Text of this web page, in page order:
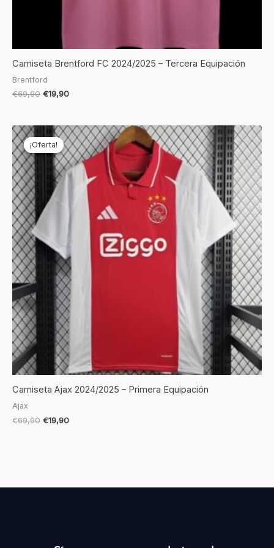
Camiseta Brentford FC 2024/2025 – Tercera Equipación
Brentford
€69,90 €19,90
¡Oferta!
¡Oferta!
Camiseta Ajax 2024/2025 – Primera Equipación
Ajax
€69,90
El
precio
original
era:
€69,90.
€19,90
El
precio
actual
es:
€19,90.